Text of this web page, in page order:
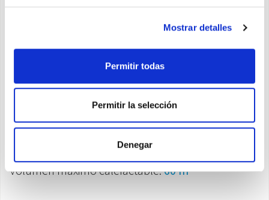
Mostrar detalles
Permitir todas
Permitir la selección
Denegar
3niveles de potencia:800 W - 1200 W - 2000W
Homologado IP21
Termostato de seguridad
Termostato ambiente
Cable totalmente oculto
Volumen máximo calefactable:60 m³